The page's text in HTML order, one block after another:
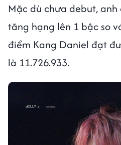
Mặc dù chưa debut,
tăng hạng lên 1 bậc so
điểm Kang Daniel đạt
là 11.726.933.